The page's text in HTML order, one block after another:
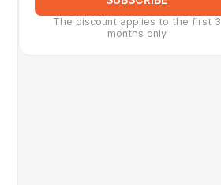
The discount applies to the first 3
months only